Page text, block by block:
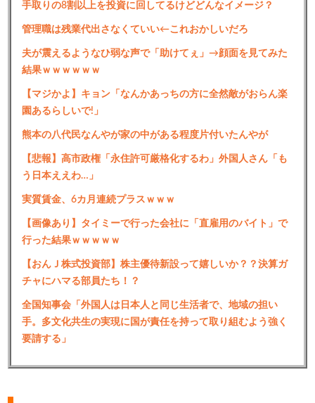
手取りの8割以上を投資に回してるけどどんなイメージ？
管理職は残業代出さなくていい←これおかしいだろ
夫が震えるようなひ弱な声で「助けてぇ」→顔面を見てみた
結果ｗｗｗｗｗｗ
【マジかよ】キョン「なんかあっちの方に全然敵がおらん楽
園あるらしいで!」
熊本の八代民なんやが家の中がある程度片付いたんやが
【悲報】高市政権「永住許可厳格化するわ」外国人さん「も
う日本ええわ…」
実質賃金、6カ月連続プラスｗｗｗ
【画像あり】タイミーで行った会社に「直雇用のバイト」で
行った結果ｗｗｗｗｗ
【おんＪ株式投資部】株主優待新設って嬉しいか？？決算ガ
チャにハマる部員たち！？
全国知事会「外国人は日本人と同じ生活者で、地域の担い
手。多文化共生の実現に国が責任を持って取り組むよう強く
要請する」